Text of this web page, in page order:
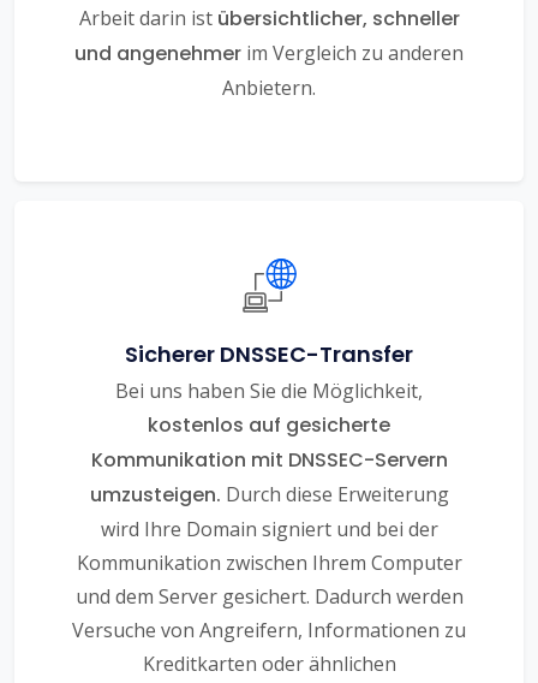
Arbeit darin ist übersichtlicher, schneller
und angenehmer im Vergleich zu anderen
Anbietern.
Sicherer DNSSEC-Transfer
Bei uns haben Sie die Möglichkeit,
kostenlos auf gesicherte
Kommunikation mit DNSSEC-Servern
umzusteigen. Durch diese Erweiterung
wird Ihre Domain signiert und bei der
Kommunikation zwischen Ihrem Computer
und dem Server gesichert. Dadurch werden
Versuche von Angreifern, Informationen zu
Kreditkarten oder ähnlichen